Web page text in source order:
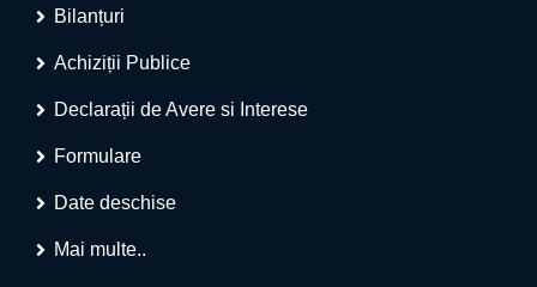
Bilanțuri
Achiziții Publice
Declarații de Avere si Interese
Formulare
Date deschise
Mai multe..